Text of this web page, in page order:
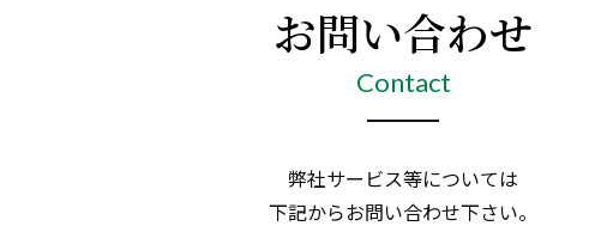
お問い合わせ
Contact
弊社サービス等については
下記からお問い合わせ下さい。